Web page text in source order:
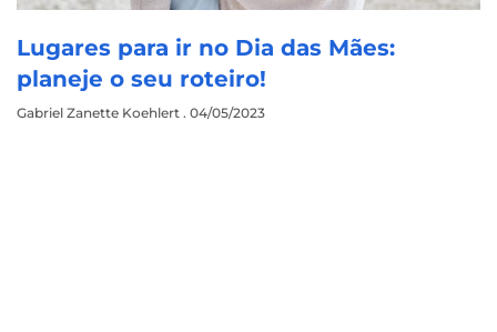
Lugares para ir no Dia das Mães:
planeje o seu roteiro!
Gabriel Zanette Koehlert 04/05/2023